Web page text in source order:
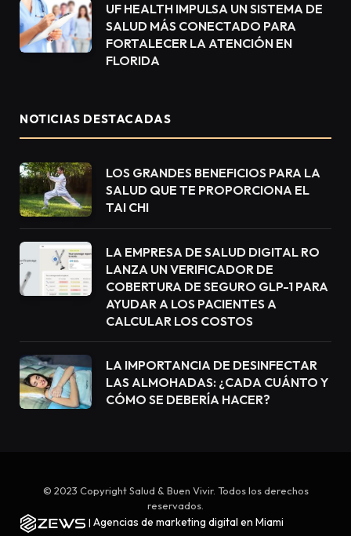
UF HEALTH IMPULSA UN SISTEMA DE
SALUD MÁS CONECTADO PARA
FORTALECER LA ATENCIÓN EN
FLORIDA
NOTICIAS DESTACADAS
LOS GRANDES BENEFICIOS PARA LA
SALUD QUE TE PROPORCIONA EL
TAI CHI
LA EMPRESA DE SALUD DIGITAL RO
LANZA UN VERIFICADOR DE
COBERTURA DE SEGURO GLP-1 PARA
AYUDAR A LOS PACIENTES A
CALCULAR LOS COSTOS
LA IMPORTANCIA DE DESINFECTAR
LAS ALMOHADAS: ¿CADA CUÁNTO Y
CÓMO SE DEBERÍA HACER?
© 2023 Copyright Salud & Buen Vivir. Todos los derechos
reservados.
| Agencias de marketing digital en Miami